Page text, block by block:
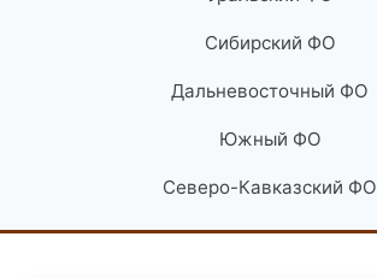
Сибирский ФО
Дальневосточный ФО
Южный ФО
Северо-Кавказский ФО